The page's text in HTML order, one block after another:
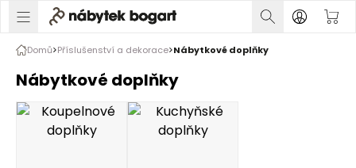
Domů Příslušenství a dekorace Nábytkové doplňky
Nábytkové doplňky